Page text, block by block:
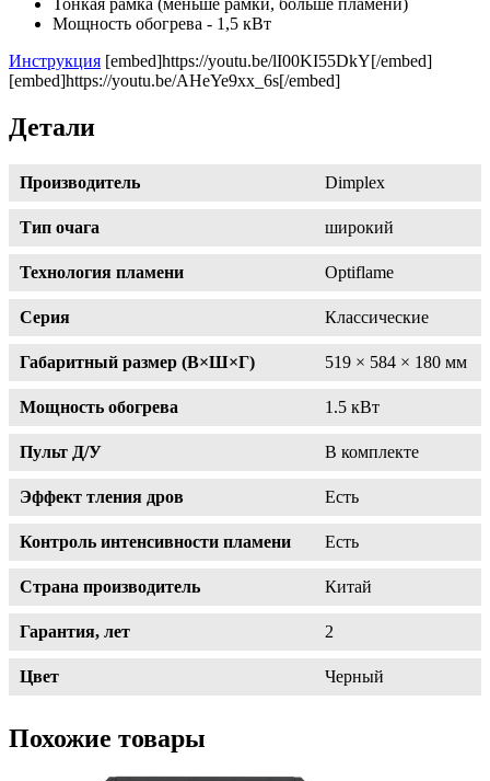
Мощность обогрева - 1,5 кВт
Инструкция [embed]https://youtu.be/lI00KI55DkY[/embed]
[embed]https://youtu.be/AHeYe9xx_6s[/embed]
Детали
Производитель Dimplex
Тип очага широкий
Технология пламени Optiflame
Серия Классические
Габаритный размер (В×Ш×Г) 519 × 584 × 180 мм
Мощность обогрева 1.5 кВт
Пульт Д/У В комплекте
Эффект тления дров Есть
Контроль интенсивности пламени Есть
Страна производитель Китай
Гарантия, лет 2
Цвет Черный
Похожие товары